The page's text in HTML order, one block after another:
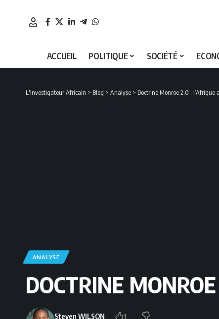
ACCUEIL POLITIQUE SOCIÉTÉ
L'investigateur Africain > Blog > Analyse > Doctrine Monroe 2.0 : l’Afrique
ANALYSE
DOCTRINE
Steven WILSON 1